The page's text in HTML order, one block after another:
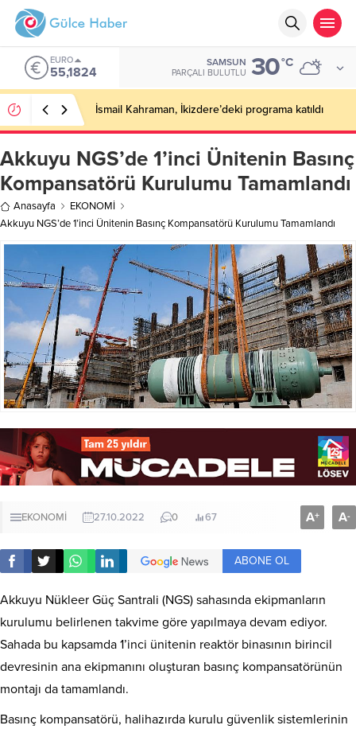
EURO
55,1824
SAMSUN
PARÇALI BULUTLU 30°C
İsmail Kahraman, İkizdere’deki programa katıldı
Akkuyu NGS’de 1’inci Ünitenin Basınç
Kompansatörü Kurulumu Tamamlandı
Anasayfa
EKONOMİ
Akkuyu NGS’de 1’inci Ünitenin Basınç Kompansatörü Kurulumu Tamamlandı
EKONOMİ 27.10.2022 0 67 A+ A-
ABONE OL
Akkuyu Nükleer Güç Santrali (NGS) sahasında ekipmanların
kurulumu belirlenen takvime göre yapılmaya devam ediyor.
Sahada bu kapsamda 1’inci ünitenin reaktör binasının birincil
devresinin ana ekipmanını oluşturan basınç kompansatörünün
montajı da tamamlandı.
Basınç kompansatörü, halihazırda kurulu güvenlik sistemlerinin